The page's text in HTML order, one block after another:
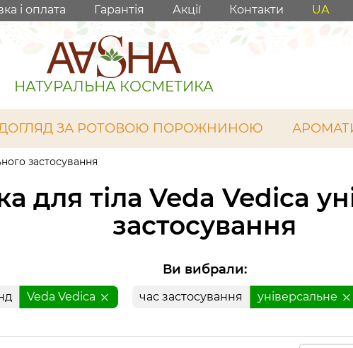
і оплата Гарантія Акції Контакти UA
НАТУРАЛЬНА КОСМЕТИКА
ЗА РОТОВОЮ ПОРОЖНИНОЮ
застосування
для тіла Veda Vedica
застосування
Ви вибрали:
Veda Vedica час застосування універсальне